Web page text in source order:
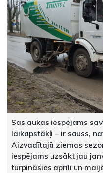
Saslaukas iespējams
laikapstākļi – ir sauss,
Aizvadītajā ziemas
iespējams uzsākt jau
turpināsies aprīlī un